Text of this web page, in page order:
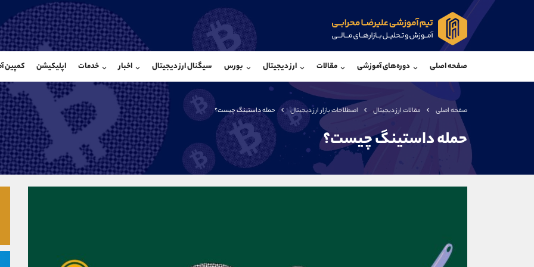
صفحه اصلی دوره‌های آموزشی مقالات ارز دیجیتال بورس سیگنال ارز دیجیتال اخبار خدمات اپلیکیشن کمپین
صفحه اصلی مقالات ارز دیجیتال اصطلاحات بازار ارز دیجیتال حمله‌ داستینگ چیست؟
حمله‌ داستینگ چیست؟
@Armteam_admin_104
واتساپ شروع گفتگو
تلگرام @Armteam_admin_por
107
واتساپ شروع
تلگرام
داخلی
(دفتر فروش)
تلفن
کانال بله